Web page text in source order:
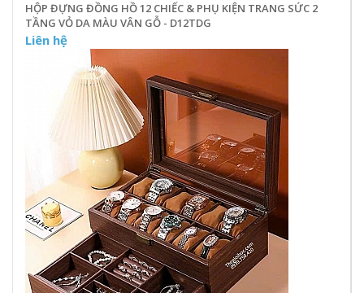
HỘP ĐỰNG ĐỒNG HỒ 12 CHIẾC & PHỤ KIỆN TRANG SỨC 2
TẦNG VỎ DA MÀU VÂN GỖ - D12TDG
Liên hệ